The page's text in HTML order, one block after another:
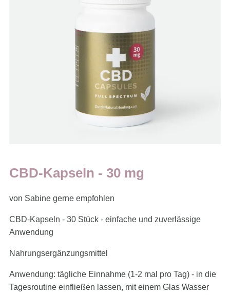
CBD-Kapseln - 30 mg
von Sabine gerne empfohlen
CBD-Kapseln - 30 Stück - einfache und zuverlässige
Anwendung
Nahrungsergänzungsmittel
Anwendung: tägliche Einnahme (1-2 mal pro Tag) - in die
Tagesroutine einfließen lassen, mit einem Glas Wasser